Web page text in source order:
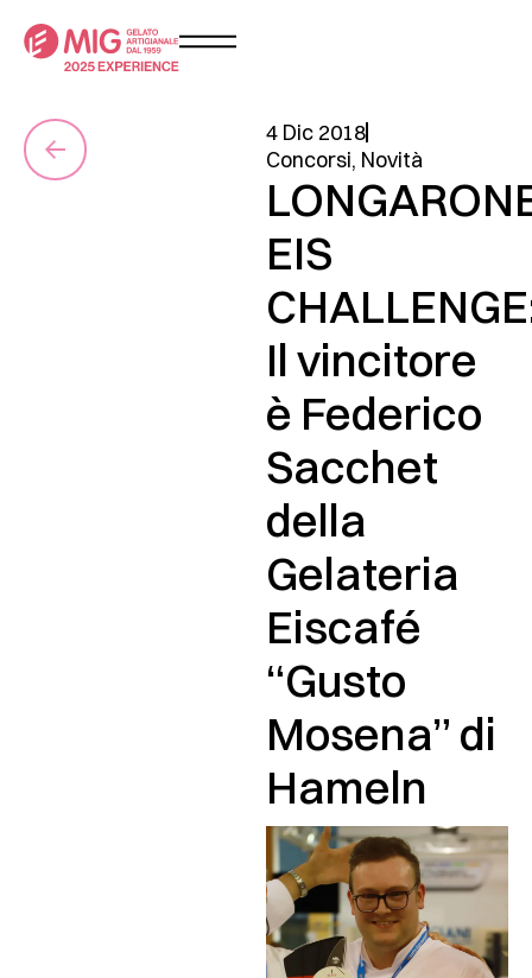
4 Dic 2018
Concorsi, Novità
EIS
Il vincitore
è Federico
Sacchet
della
Gelateria
Eiscafé
“Gusto
Mosena” di
Hameln